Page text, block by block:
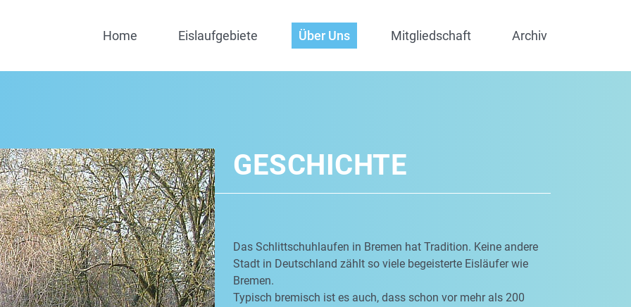
Home Eislaufgebiete Über Uns Mitgliedschaft Archiv
GESCHICHTE
Das Schlittschuhlaufen in Bremen hat Tradition. Keine andere
Stadt in Deutschland zählt so viele begeisterte Eisläufer wie
Bremen.
Typisch bremisch ist es auch, dass schon vor mehr als 200